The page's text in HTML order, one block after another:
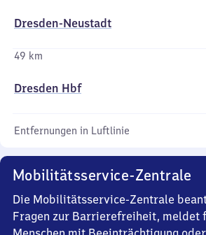
Dresden-Neustadt
49 km
Dresden Hbf
Entfernungen in Luftlinie
Mobilitätsservice-Zentrale
Die Mobilitätsservice-Zentrale
Fragen zur Barrierefreiheit, meldet